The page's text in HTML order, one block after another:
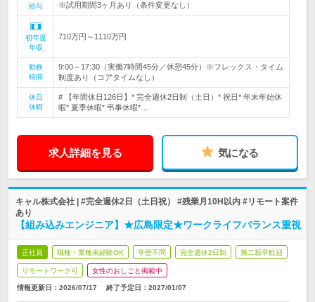
給与
※試用期間3ヶ月あり（条件変更なし）
初年度
年収
710万円～1110万円
勤務
時間
9:00～17:30（実働7時間45分／休憩45分）※フレックス・タイム
制度あり（コアタイムなし）
休日
休暇
# 【年間休日126日】* 完全週休2日制（土日）* 祝日* 年末年始休
暇* 夏季休暇* 弔事休暇*…
求人詳細を見る 気になる
キャル株式会社 | #完全週休2日（土日祝） #残業月10H以内 #リモート案件
あり
【組み込みエンジニア】★広島限定★ワークライフバランス重視
正社員 職種・業種未経験OK 学歴不問 完全週休2日制 第二新卒歓迎
リモートワーク可 女性のおしごと掲載中
情報更新日：2026/07/17 終了予定日： 2027/01/07